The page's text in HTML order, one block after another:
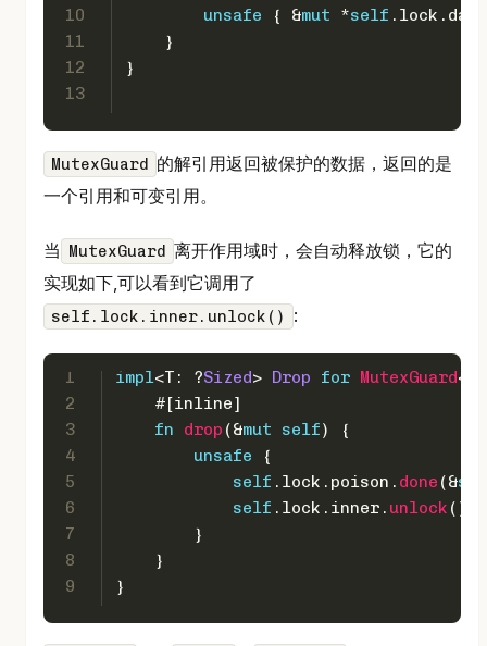
10
11
12
13
unsafe { &mut *self
    }
}
MutexGuard 的解引用返回被保护的数据，返回的是
一个引用和可变引用。
当 MutexGuard 离开作用域时，会自动释放锁，它的
实现如下,可以看到它调用了
self.lock.inner.unlock() :
1
2
3
4
5
6
7
8
9
impl<T: ?Sized> Drop for MutexGuard<
#[inline]
fn
drop (&mut self) {
unsafe {
self .lock.poison. done (&
self .lock.inner. unlock ();
        }
    }
}